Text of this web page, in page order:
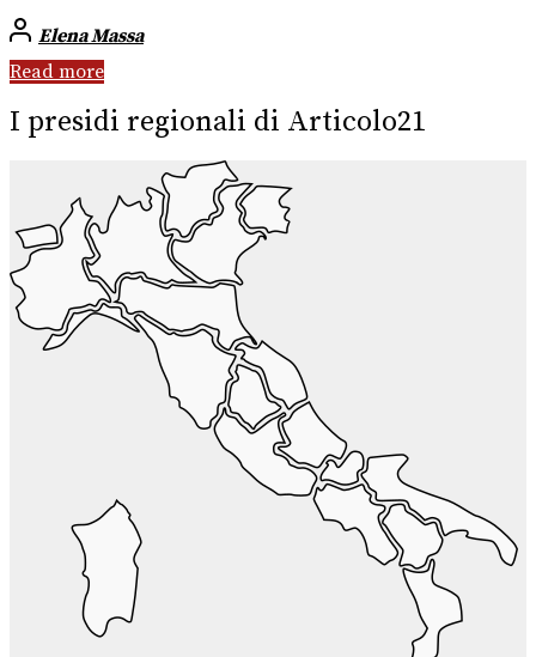
Elena Massa
Read more
I presidi regionali di Articolo21